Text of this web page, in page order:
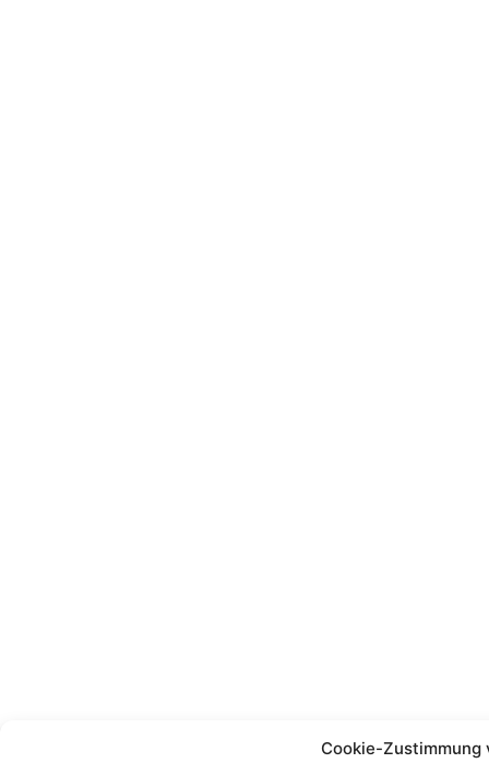
Cookie-Zustimmung